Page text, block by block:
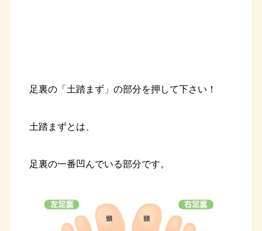
足裏の「土踏まず」の部分を押して下さい！
土踏まずとは、
足裏の一番凹んでいる部分です。